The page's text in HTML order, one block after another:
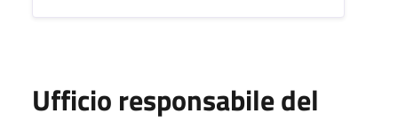
Ufficio responsabile del